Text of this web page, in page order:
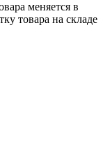
меняется в
товара на складе